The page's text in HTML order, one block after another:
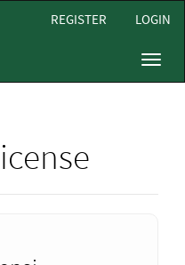
REGISTER LOGIN